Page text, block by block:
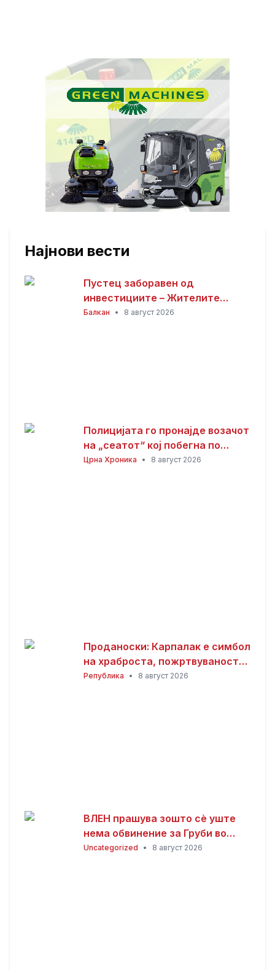
Најнови вести
Пустец заборавен од
инвестициите – Жителите
бараат подобри патишта
Балкан • 8 август 2026
Полицијата го пронајде возачот
на „сеатот“ кој побегна по
несреќата со загинатиот
Црна Хроника • 8 август 2026
Проданоски: Карпалак е симбол
на храброста, пожртвуваноста
и љубовта кон татковината
Република • 8 август 2026
ВЛЕН прашува зошто сè уште
нема обвинение за Груби во
случајот „Лотарија“
Uncategorized • 8 август 2026